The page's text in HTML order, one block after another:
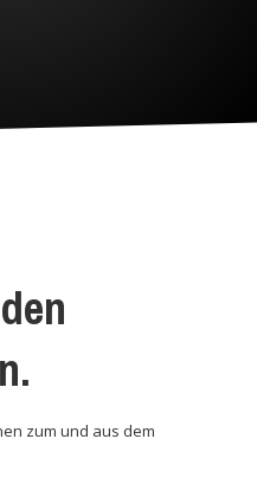
zum und aus dem